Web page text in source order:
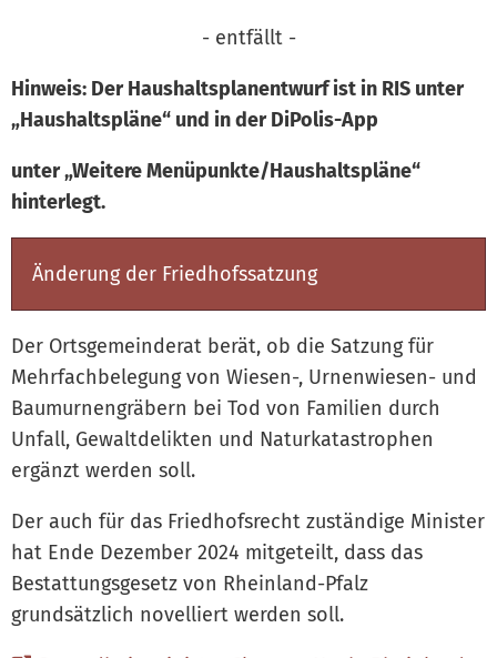
- entfällt -
Hinweis: Der Haushaltsplanentwurf ist in RIS unter
„Haushaltspläne“ und in der DiPolis-App
unter „Weitere Menüpunkte/Haushaltspläne“
hinterlegt.
Änderung der Friedhofssatzung
Der Ortsgemeinderat berät, ob die Satzung für
Mehrfachbelegung von Wiesen-, Urnenwiesen- und
Baumurnengräbern bei Tod von Familien durch
Unfall, Gewaltdelikten und Naturkatastrophen
ergänzt werden soll.
Der auch für das Friedhofsrecht zuständige Minister
hat Ende Dezember 2024 mitgeteilt, dass das
Bestattungsgesetz von Rheinland-Pfalz
grundsätzlich novelliert werden soll.